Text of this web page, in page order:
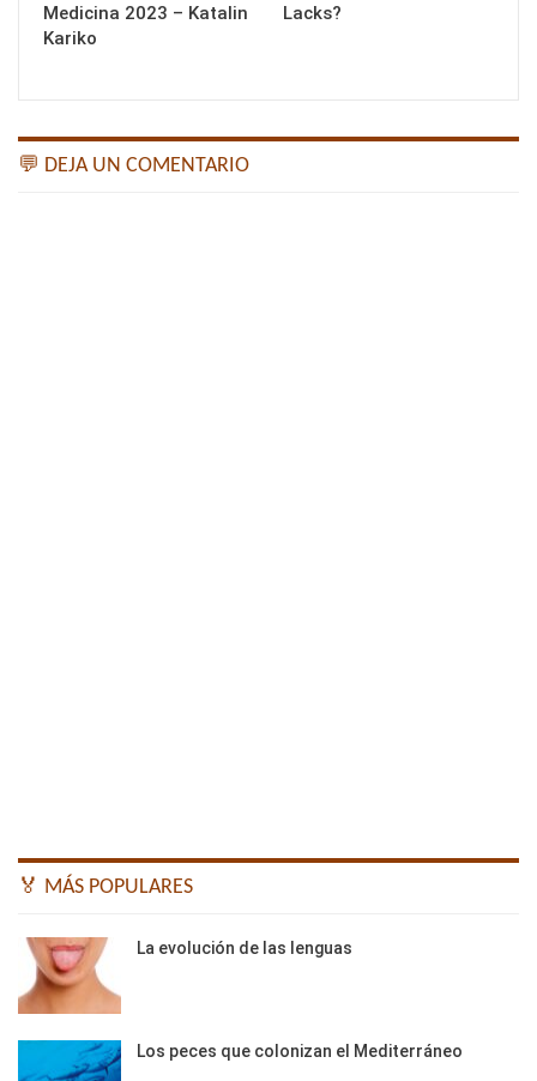
Medicina 2023 – Katalin
Kariko
Lacks?
💬 DEJA UN COMENTARIO
🏅 MÁS POPULARES
La evolución de las lenguas
Los peces que colonizan el Mediterráneo